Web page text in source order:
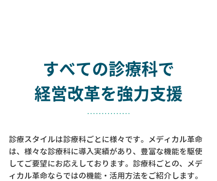
すべての診療科で
経営改革を強力支援
診療スタイルは診療科ごとに様々です。メディカル革命
は、様々な診療科に導入実績があり、 豊富な機能を駆使
してご要望にお応えしております。 診療科ごとの、メデ
ィカル革命ならではの機能・活用方法をご紹介します。